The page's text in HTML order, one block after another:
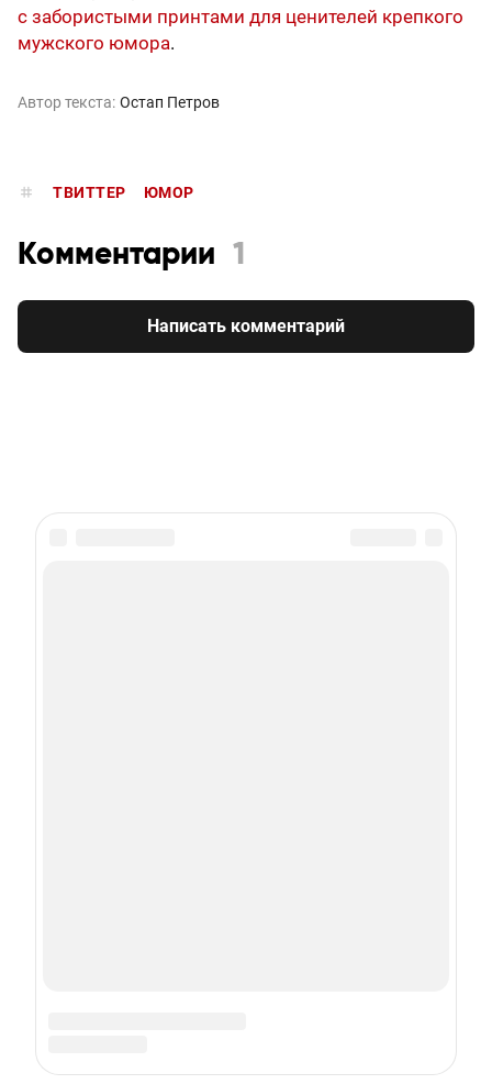
с забористыми принтами для ценителей крепкого
мужского юмора.
Автор текста: Остап Петров
ТВИТТЕР ЮМОР
Комментарии 1
Написать комментарий